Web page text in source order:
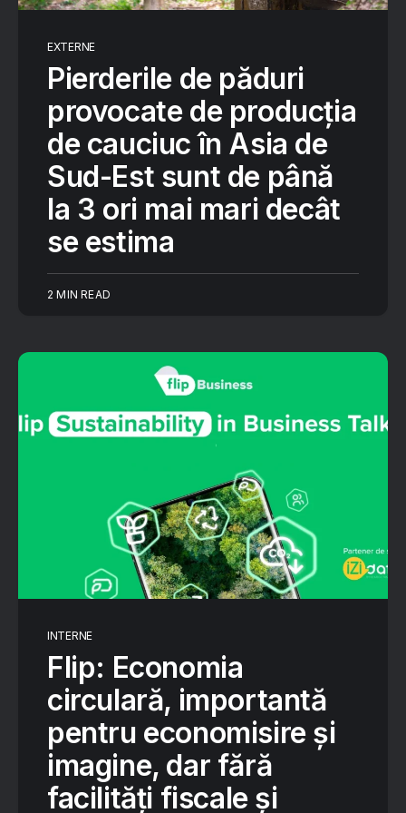
EXTERNE
Pierderile de păduri
provocate de producția
de cauciuc în Asia de
Sud-Est sunt de până
la 3 ori mai mari decât
se estima
2 MIN READ
INTERNE
Flip: Economia
circulară, importantă
pentru economisire și
imagine, dar fără
facilități fiscale și